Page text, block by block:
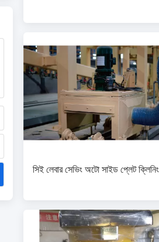
সিই লেবার সেভিং অটো সাইড প্লেট